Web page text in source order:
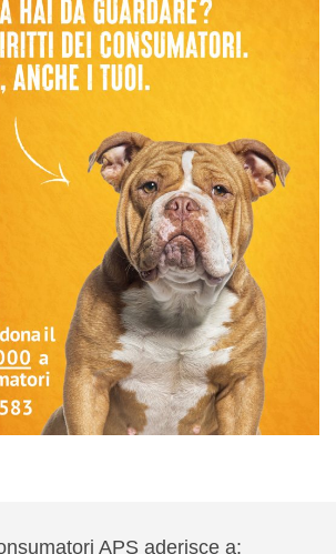
APS aderisce a: